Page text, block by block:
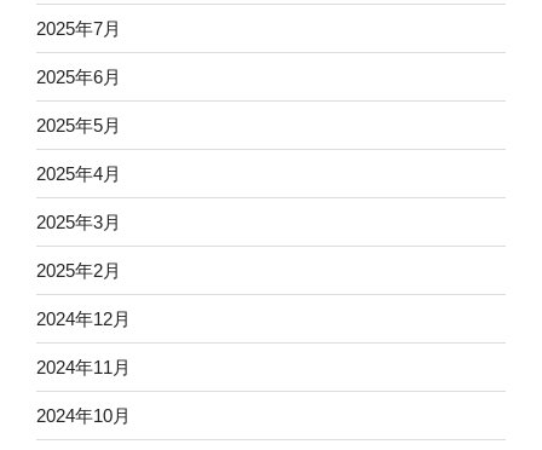
2025年7月
2025年6月
2025年5月
2025年4月
2025年3月
2025年2月
2024年12月
2024年11月
2024年10月